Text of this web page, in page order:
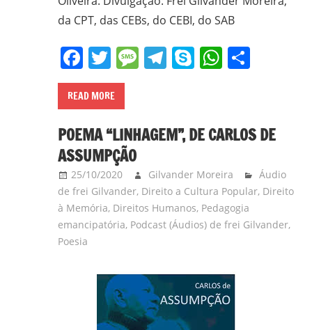
da CPT, das CEBs, do CEBI, do SAB
Facebook
Twitter
Message
Telegram
SkypeShare
READ MORE
POEMA “LINHAGEM”, DE CARLOS DE
ASSUMPÇÃO
25/10/2020 Gilvander Moreira
Áudio
de frei Gilvander, Direito a Cultura Popular, Direito
à Memória, Direitos Humanos, Pedagogia
emancipatória, Podcast (Áudios) de frei Gilvander,
Poesia